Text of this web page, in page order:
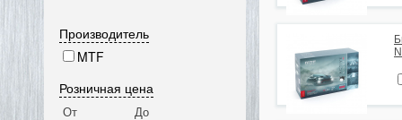
Производитель
MTF
Розничная цена
От До